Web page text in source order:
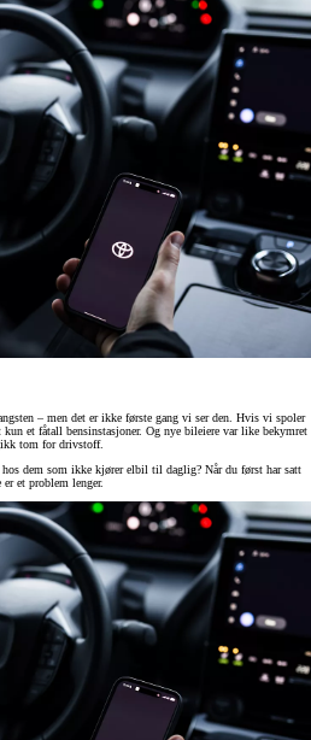
– men det er ikke første gang vi ser den. Hvis vi spoler
et fåtall bensinstasjoner. Og nye bileiere var like bekymret
tom for drivstoff.
hos dem som ikke kjører elbil til daglig? Når du først har satt
et problem lenger.